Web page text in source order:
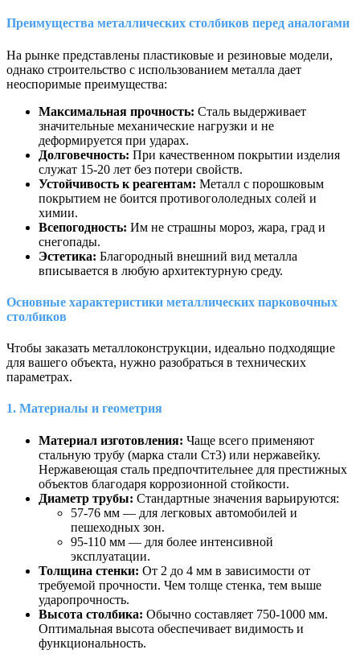
Преимущества металлических столбиков перед аналогами
На рынке представлены пластиковые и резиновые модели,
однако строительство с использованием металла дает
неоспоримые преимущества:
Максимальная прочность: Сталь выдерживает
значительные механические нагрузки и не
деформируется при ударах.
Долговечность: При качественном покрытии изделия
служат 15-20 лет без потери свойств.
Устойчивость к реагентам: Металл с порошковым
покрытием не боится противогололедных солей и
химии.
Всепогодность: Им не страшны мороз, жара, град и
снегопады.
Эстетика: Благородный внешний вид металла
вписывается в любую архитектурную среду.
Основные характеристики металлических парковочных
столбиков
Чтобы заказать металлоконструкции, идеально подходящие
для вашего объекта, нужно разобраться в технических
параметрах.
1. Материалы и геометрия
Материал изготовления: Чаще всего применяют
стальную трубу (марка стали Ст3) или нержавейку.
Нержавеющая сталь предпочтительнее для престижных
объектов благодаря коррозионной стойкости.
Диаметр трубы: Стандартные значения варьируются:
57-76 мм — для легковых автомобилей и
пешеходных зон.
95-110 мм — для более интенсивной
эксплуатации.
Толщина стенки: От 2 до 4 мм в зависимости от
требуемой прочности. Чем толще стенка, тем выше
ударопрочность.
Высота столбика: Обычно составляет 750-1000 мм.
Оптимальная высота обеспечивает видимость и
функциональность.